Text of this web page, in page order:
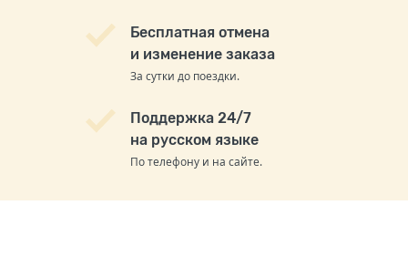
Бесплатная отмена
и изменение заказа
За сутки до поездки.
Поддержка 24/7
на русском языке
По телефону и на сайте.